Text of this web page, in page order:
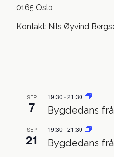
0165 Oslo
Kontakt: Nils Øyvind
SEP
7
19:30 -21:30
Bygdedans
SEP
21
19:30 -21:30
Bygdedans